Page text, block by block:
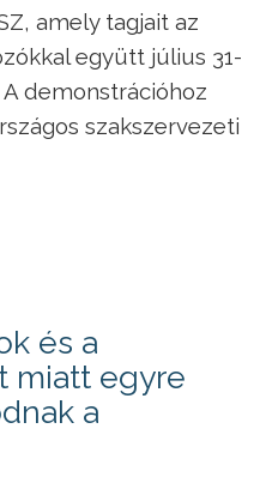
amely tagjait az
együtt július 31-
demonstrációhoz
szakszervezeti
és a
miatt egyre
a